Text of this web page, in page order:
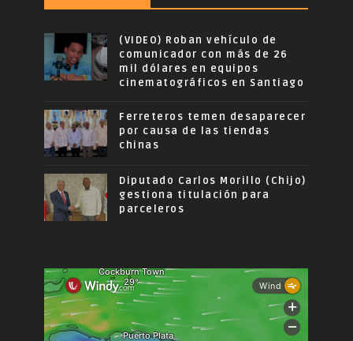
(VIDEO) Roban vehículo de
comunicador con más de 26
mil dólares en equipos
cinematográficos en Santiago
Ferreteros temen desaparecer
por causa de las tiendas
chinas
Diputado Carlos Morillo (Chijo)
gestiona titulación para
parceleros